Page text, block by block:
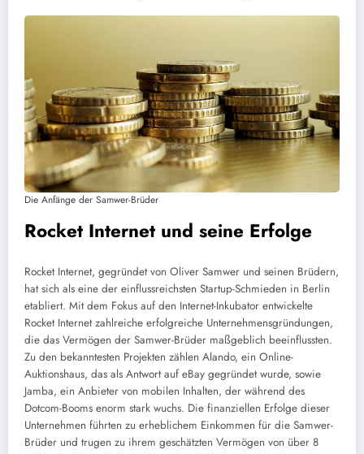
Die Anfänge der Samwer-Brüder
Rocket Internet und seine Erfolge
Rocket Internet, gegründet von Oliver Samwer und seinen Brüdern,
hat sich als eine der einflussreichsten Startup-Schmieden in Berlin
etabliert. Mit dem Fokus auf den Internet-Inkubator entwickelte
Rocket Internet zahlreiche erfolgreiche Unternehmensgründungen,
die das Vermögen der Samwer-Brüder maßgeblich beeinflussten.
Zu den bekanntesten Projekten zählen Alando, ein Online-
Auktionshaus, das als Antwort auf eBay gegründet wurde, sowie
Jamba, ein Anbieter von mobilen Inhalten, der während des
Dotcom-Booms enorm stark wuchs. Die finanziellen Erfolge dieser
Unternehmen führten zu erheblichem Einkommen für die Samwer-
Brüder und trugen zu ihrem geschätzten Vermögen von über 8